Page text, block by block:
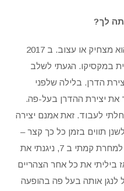
לך?
יש לי סיפור, אבל אני לא בטוח אם הוא מצחיק או עצוב. ב 2017
במקסיקו. הגעתי לשלב
הדרן. בלילה שלפני
את יצירת ההדרן בעל-פה.
לעבוד. זאת אמנם יצירה
תווים בזמן כל כך קצר –
התאמנתי עד 3 לפנות בוקר. בבוקר למחרת קמתי ב 7, ניגנתי את
בחזרת התזמורת ב 10, ואז ביליתי את כל אחר הצהריים
לנגן אותה בעל פה בהופעה